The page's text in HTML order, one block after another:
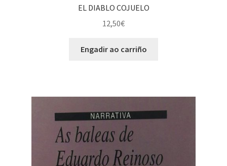
EL DIABLO COJUELO
12,50€
Engadir ao carriño